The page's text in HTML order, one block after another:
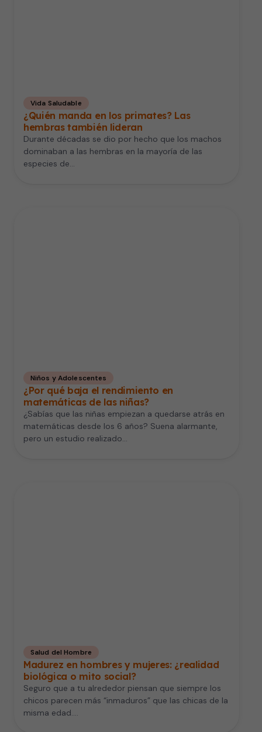
Vida Saludable
¿Quién manda en los primates? Las
hembras también lideran
Durante décadas se dio por hecho que los machos
dominaban a las hembras en la mayoría de las
especies de…
Niños y Adolescentes
¿Por qué baja el rendimiento en
matemáticas de las niñas?
¿Sabías que las niñas empiezan a quedarse atrás en
matemáticas desde los 6 años? Suena alarmante,
pero un estudio realizado…
Salud del Hombre
Madurez en hombres y mujeres: ¿realidad
biológica o mito social?
Seguro que a tu alrededor piensan que siempre los
chicos parecen más “inmaduros” que las chicas de la
misma edad.…